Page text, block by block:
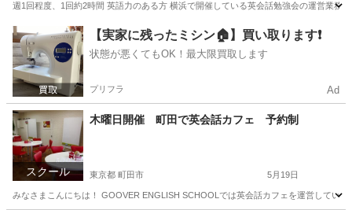
週1回程度、1回約2時間 英語力のある方 横浜で開催している英会話勉強会の運営業務
横浜市 その他 スタッフ
【実家に残ったミシン🏠】買い取ります❗️
状態が悪くてもOK！最大限買取します
プリフラ Ad
スクール
木曜日開催 町田で英会話カフェ 予約制
東京都 町田市 5月19日
みなさまこんにちは！ GOOVER ENGLISH SCHOOLでは英会話カフェを運営してい